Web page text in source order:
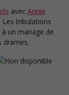
avec Annie
. Les tribulations
un mariage de
drames.